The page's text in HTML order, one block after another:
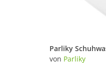
von Parliky